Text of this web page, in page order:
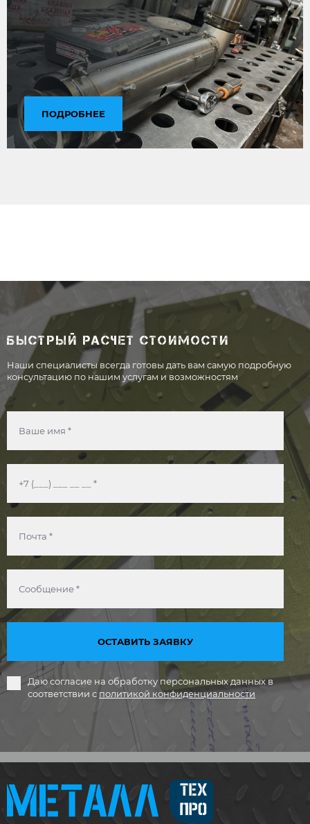
ПОДРОБНЕЕ
БЫСТРЫЙ РАСЧЕТ СТОИМОСТИ
Наши специалисты всегда готовы дать вам самую подробную
консультацию по нашим услугам и возможностям
ОСТАВИТЬ ЗАЯВКУ
Даю согласие на обработку персональных данных в
соответствии с политикой конфиденциальности